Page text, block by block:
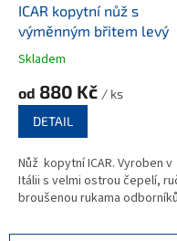
ICAR kopytní nůž s
výměnným břitem levý
Skladem
od 880 Kč / ks
DETAIL
Nůž kopytní ICAR. Vyroben v
Itálii s velmi ostrou čepelí,
broušenou rukama